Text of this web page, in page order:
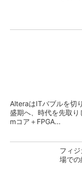
AlteraはITバブルを切
盛期へ、時代を先取り
mコア＋FPGA...
フィ
場で